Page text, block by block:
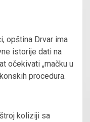
opština Drvar ima
istorije dati na
očekivati „mačku u
procedura.
koliziji sa